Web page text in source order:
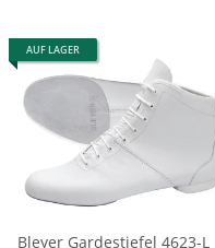
AUF LAGER
Bleyer Gardestiefel 4623-L